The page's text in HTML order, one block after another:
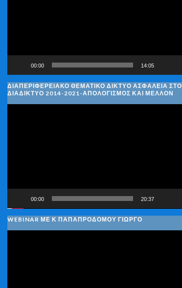
00:00 14:05
ΔΙΑΠΕΡΙΦΕΡΕΙΑΚΌ ΘΕΜΑΤΙΚΌ ΔΊΚΤΥΟ ΑΣΦΆΛΕΙΑ ΣΤΟ
ΔΙΑΔΊΚΤΥΟ 2014-2021-ΑΠΟΛΟΓΙΣΜΌΣ ΚΑΙ ΜΈΛΛΟΝ
00:00 20:37
WEBINAR ΜΕ Κ ΠΑΠΑΠΡΟΔΌΜΟΥ ΓΙΏΡΓΟ